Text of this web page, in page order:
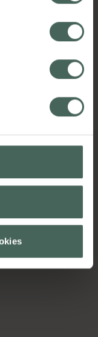
påverkar inte
återkallelsen.
oss från Skåne i
uppdrag att